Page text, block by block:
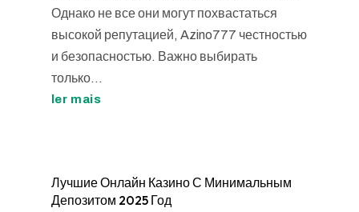
Однако не все они могут похвастаться
высокой репутацией, Azino777 честностью
и безопасностью. Важно выбирать
только...
ler mais
Лучшие Онлайн Казино С Минимальным
Депозитом 2025 Год